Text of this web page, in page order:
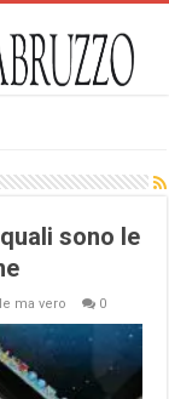
sono le
ma vero 0